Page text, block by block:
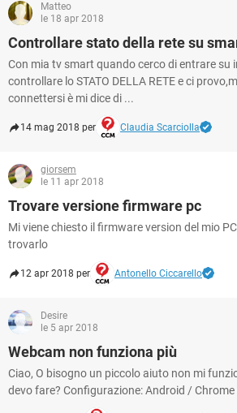
Matteo
le 18 apr 2018
Controllare stato della rete su
Con mia tv smart quando cerco di entrare su
controllare lo STATO DELLA RETE e ci
connettersi è mi dice di ...
14 mag 2018 per Claudia Scarciolla
giorsem
le 11 apr 2018
Trovare versione firmware pc
Mi viene chiesto il firmware version del mio
trovarlo
12 apr 2018 per Antonello Ciccarello
Desire
le 5 apr 2018
Webcam non funziona più
Ciao, O bisogno un piccolo aiuto non mi
devo fare? Configurazione: Android /